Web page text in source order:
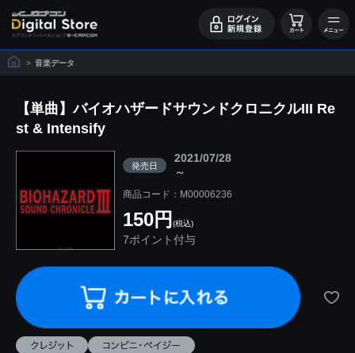
> 音楽データ
【単曲】バイオハザードサウンドクロニクルIII Re
st & Intensify
発売日
2021/07/28
～
商品コード：M00006236
150円 (税込)
7ポイント付与